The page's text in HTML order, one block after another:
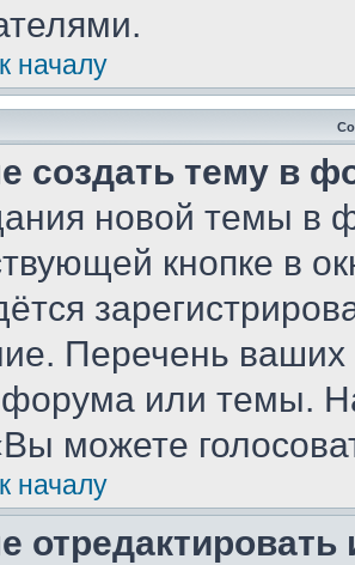
началу
создать тему в
новой темы в
кнопке в
Перечень ваших
форума или темы.
можете
началу